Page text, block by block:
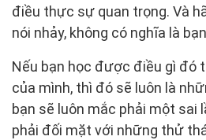
điều thực sự quan trọng. Và
nói nhảy, không có nghĩa là
Nếu bạn học được điều gì đó
của mình, thì đó sẽ luôn là
bạn sẽ luôn mắc phải một sai
phải đối mặt với những thử